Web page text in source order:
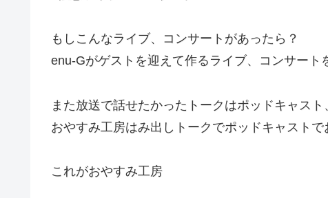
もしこんなライブ、コンサートがあったら？
enu-Gがゲストを迎えて作るライブ、コンサート
また放送で話せたかったトークはポッドキャスト
おやすみ工房はみ出しトークでポッドキャストで
これがおやすみ工房